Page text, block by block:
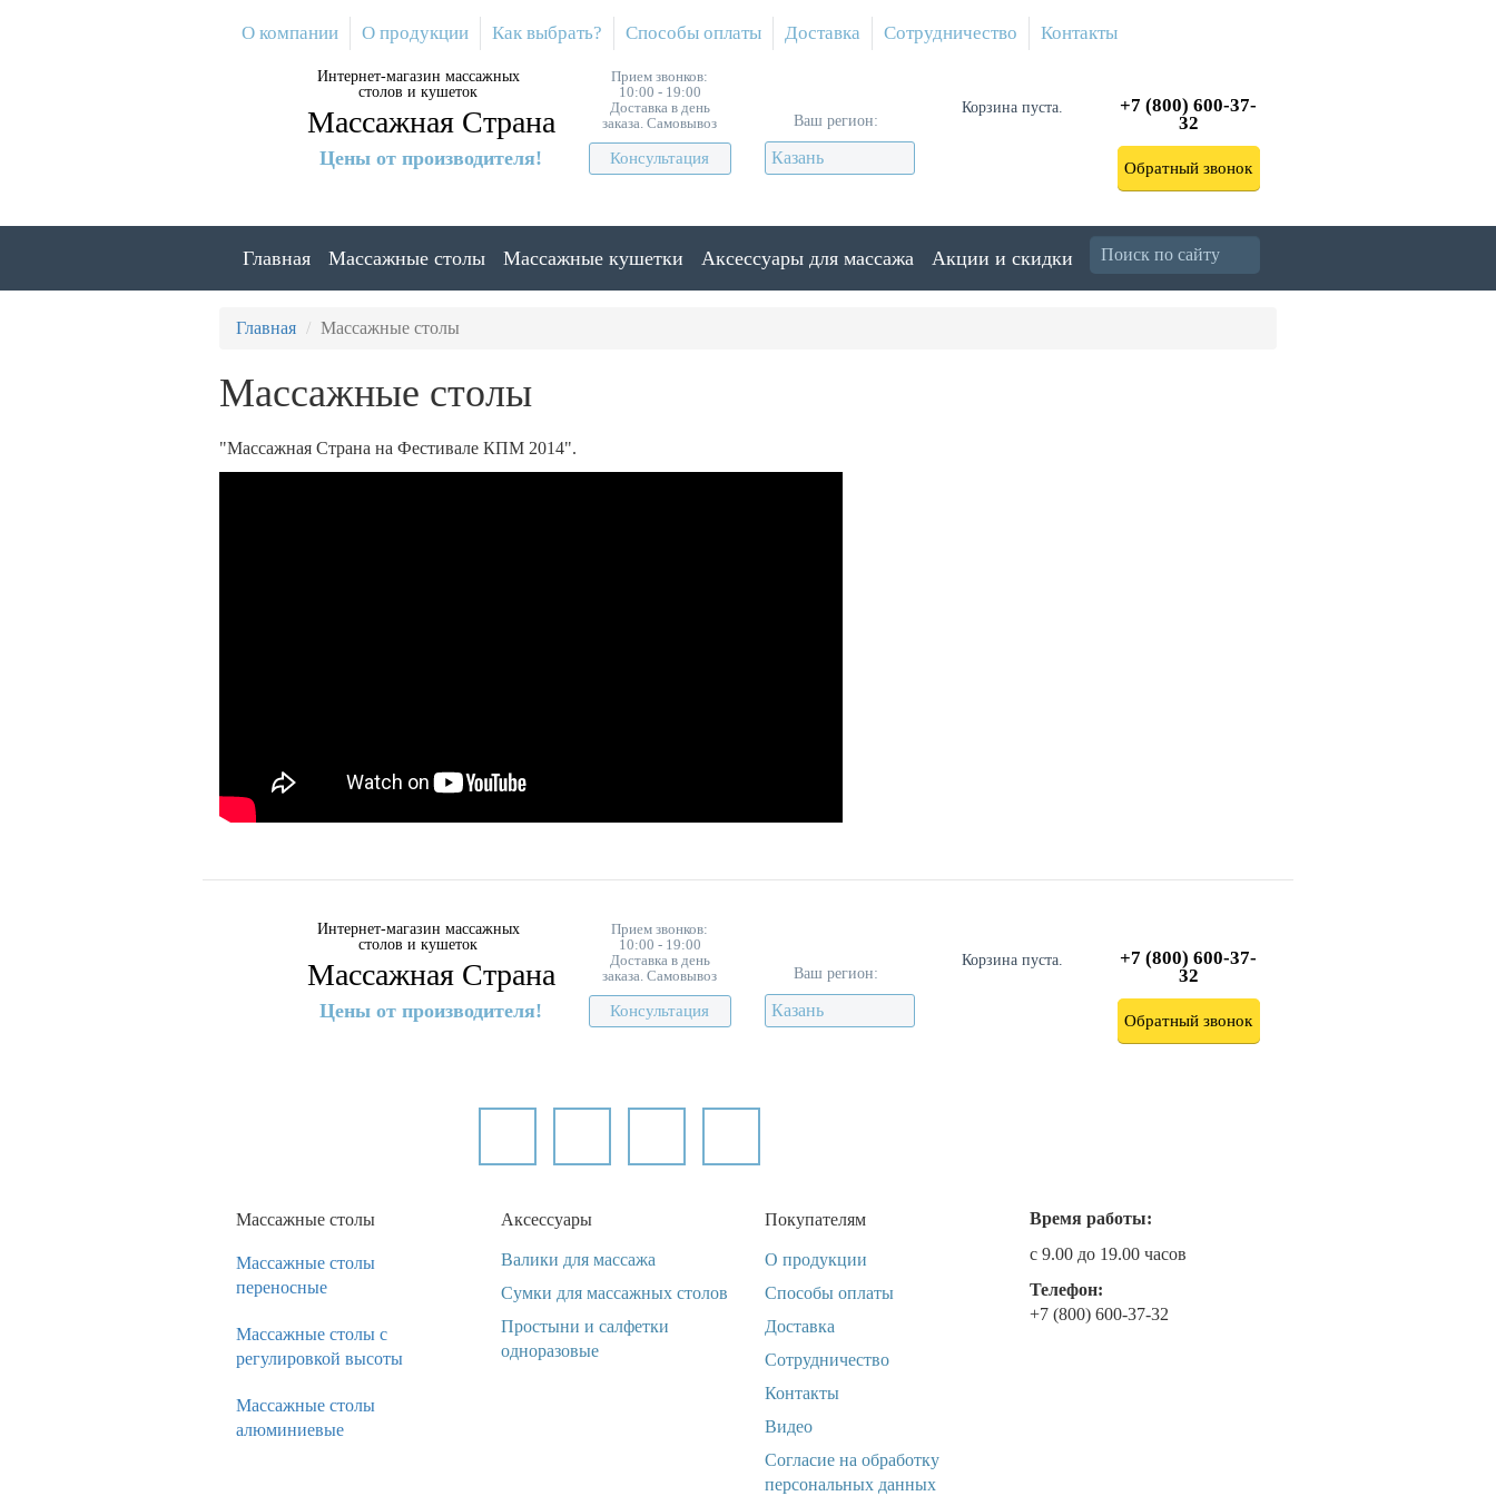
О компании О продукции Как выбрать? Способы оплаты Доставка Сотрудничество Контакты
Интернет-магазин массажных
столов и кушеток
Массажная Страна
Цены от производителя!
Прием звонков:
10:00 - 19:00
Доставка в день
заказа. Самовывоз
Консультация
Ваш регион:
Казань
Корзина пуста.
+7 (800) 600-37-
32
Обратный звонок
Главная Массажные столы Массажные кушетки Аксессуары для массажа Акции и скидки
Главная Массажные столы
Массажные столы
"Массажная Страна на Фестивале КПМ 2014".
Интернет-магазин массажных
столов и кушеток
Массажная Страна
Цены от производителя!
Прием звонков:
10:00 - 19:00
Доставка в день
заказа. Самовывоз
Консультация
Ваш регион:
Казань
Корзина пуста.
+7 (800) 600-37-
32
Обратный звонок
Массажные столы
Массажные столы
переносные
Массажные столы с
регулировкой высоты
Массажные столы
алюминиевые
Аксессуары
Валики для массажа
Сумки для массажных столов
Простыни и салфетки
одноразовые
Покупателям
О продукции
Способы оплаты
Доставка
Сотрудничество
Контакты
Видео
Согласие на обработку
персональных данных
Время работы:
с 9.00 до 19.00 часов
Телефон:
+7 (800) 600-37-32